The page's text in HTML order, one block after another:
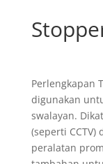
Perlengkapan
digunakan
swalayan.
(seperti
peralatan